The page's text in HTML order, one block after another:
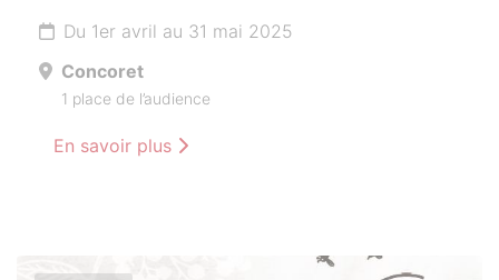
Du 1er avril au 31 mai 2025
Concoret
1 place de l’audience
En savoir plus